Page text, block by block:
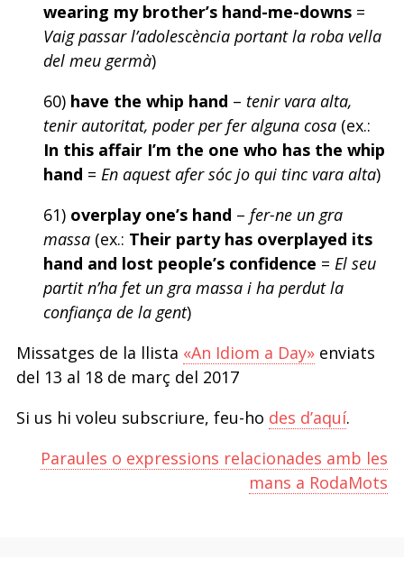
wearing my brother’s hand-me-downs=
Vaig passar l’adolescència portant la roba vella
del meu germà)
60) have the whip hand – tenir vara alta,
tenir autoritat, poder per fer alguna cosa(ex.:
In this affair I’m the one who has the whip
hand = En aquest afer sóc jo qui tinc vara alta)
61) overplay one’s hand – fer-ne un gra
massa(ex.: Their party has overplayed its
hand and lost people’s confidence = El seu
partit n’ha fet un gra massa i ha perdut la
confiança de la gent)
Missatges de la llista «An Idiom a Day»enviats
del 13 al 18 de març del 2017
Si us hi voleu subscriure, feu-ho des d’aquí.
Paraules o expressions relacionades amb les
mans a RodaMots